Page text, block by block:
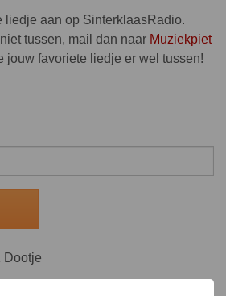
liedje aan op SinterklaasRadio.
tussen, mail dan naar Muziekpiet
jouw favoriete liedje er wel tussen!
Dootje